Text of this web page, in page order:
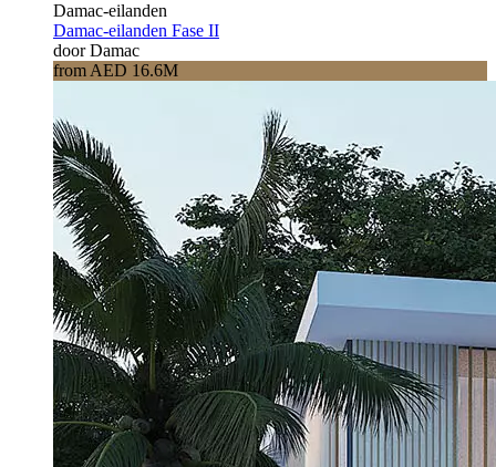
Damac-eilanden
Damac-eilanden Fase II
door Damac
from AED 16.6M